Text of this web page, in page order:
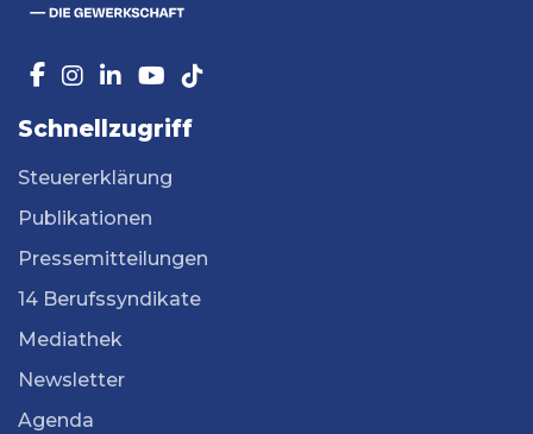
Schnellzugriff
Steuererklärung
Publikationen
Pressemitteilungen
14 Berufssyndikate
Mediathek
Newsletter
Agenda